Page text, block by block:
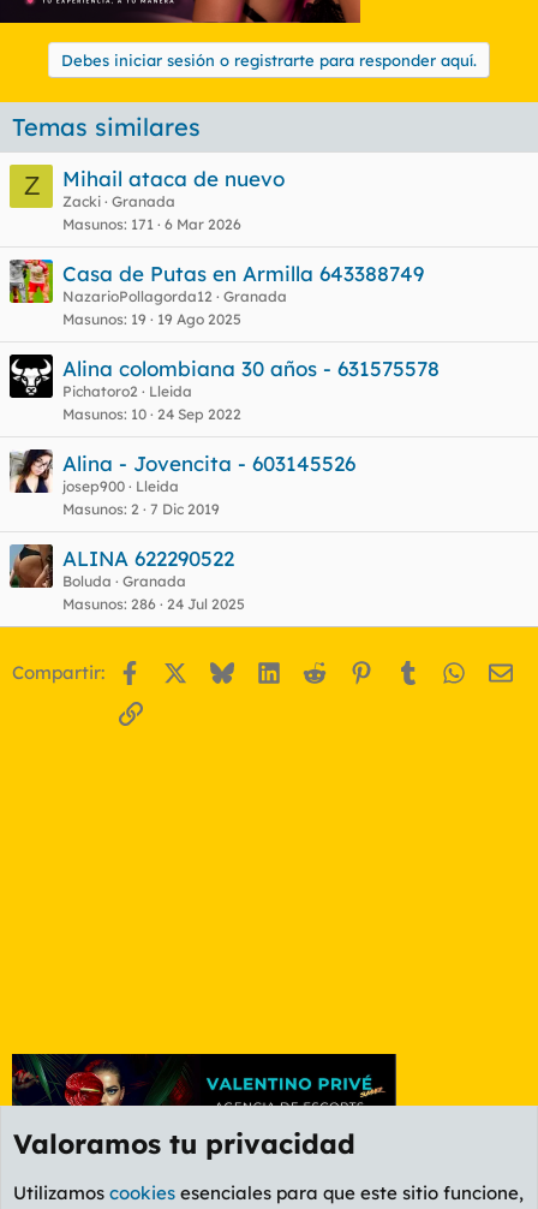
Debes iniciar sesión o registrarte para responder aquí.
Temas similares
Z
Mihail ataca de nuevo
Zacki Granada
Masunos 171 6 Mar 2026
Casa de Putas en Armilla 643388749
NazarioPollagorda12 Granada
Masunos 19 19 Ago 2025
Alina colombiana 30 años - 631575578
Pichatoro2
Lleida
Masunos 10 24 Sep 2022
Alina - Jovencita - 603145526
josep900
Lleida
Masunos 2 7 Dic 2019
ALINA 622290522
Boluda
Granada
Masunos 286 24 Jul 2025
Compartir: Facebook BlueskyLinkedIn
Reddit Pinterest
Tumblr
Enlace
Valoramos tu privacidad
Utilizamos cookies esenciales para que este sitio funcione,